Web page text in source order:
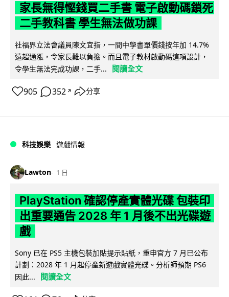
家長無得慳錢買二手書 電子啟動碼鎖死
二手教科書 學生無法做功課
社福界立法會議員陳文宜指，一間中學書單價錢按年加 14.7%
遠超通漲，令家長難以負擔。而且電子教材啟動碼這項設計，
令學生無法完成功課，二手...
閱讀全文
905 352 ↗ 分享
科技娛樂 遊戲情報
Lawton 1 日
PlayStation 確認停產實體光碟 包裝印
出重要通告 2028 年 1 月後不出光碟遊
戲
Sony 已在 PS5 主機包裝加貼提示貼紙，重申官方 7 月已公布
計劃：2028 年 1 月起停產新遊戲實體光碟。分析師預期 PS6
因此...
閱讀全文